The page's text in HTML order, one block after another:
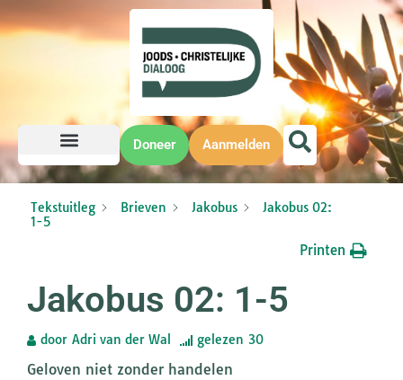
Doneer Aanmelden
Tekstuitleg Brieven Jakobus
Jakobus 02:
1-5
Printen
Jakobus 02: 1-5
door Adri van der Wal gelezen 30
Geloven niet zonder handelen